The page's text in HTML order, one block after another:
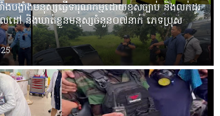
ងបង្ខាំងមនុស្សធ្វើទារុណកម្មដោយខុសច្បាប់ និងលក់ដូរ
ៅ និងឃាត់ខ្លួនមនុស្សចំនួន០៧នាក់ ភេទប្រុស